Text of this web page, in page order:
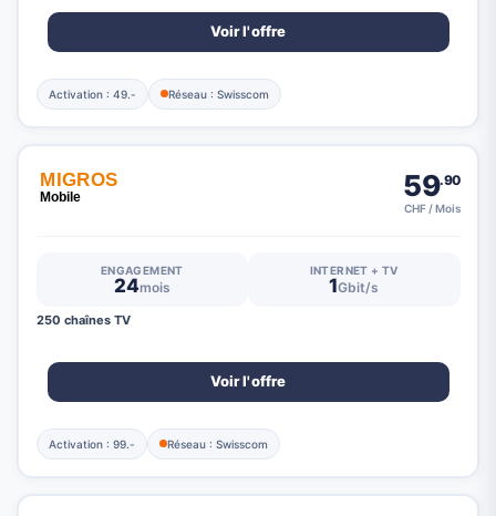
Voir l'offre
Activation : 49.- Réseau : Swisscom
59.90
CHF / Mois
ENGAGEMENT
24mois
INTERNET + TV
1Gbit/s
250 chaînes TV
Voir l'offre
Activation : 99.- Réseau : Swisscom